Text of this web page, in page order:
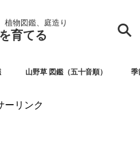
植物図鑑、庭造り
育てる
山野草 図鑑（五十音順） 季
ーリンク